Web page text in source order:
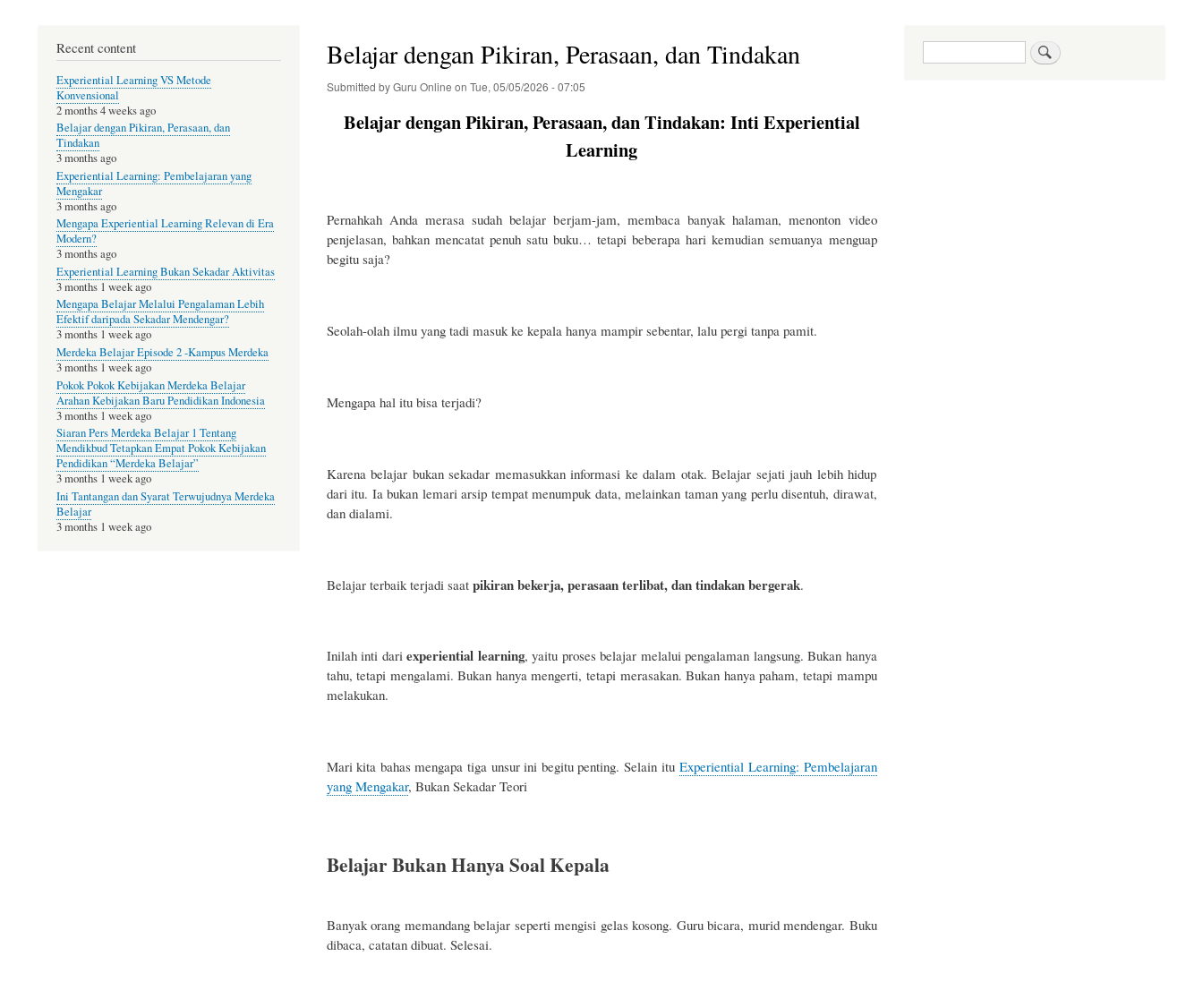
Gratis
Belajar dengan Pikiran, Perasaan, dan Tindakan
Submitted byGuru Online on Tue, 05/05/2026 - 07:05
Belajar dengan Pikiran, Perasaan, dan Tindakan: Inti Experiential
Learning
Pernahkah Anda merasa sudah belajar berjam-jam, membaca banyak halaman, menonton video
penjelasan, bahkan mencatat penuh satu buku… tetapi beberapa hari kemudian semuanya menguap
begitu saja?
Seolah-olah ilmu yang tadi masuk ke kepala hanya mampir sebentar, lalu pergi tanpa pamit.
Mengapa hal itu bisa terjadi?
Karena belajar bukan sekadar memasukkan informasi ke dalam otak. Belajar sejati jauh lebih hidup
dari itu. Ia bukan lemari arsip tempat menumpuk data, melainkan taman yang perlu disentuh, dirawat,
dan dialami.
Belajar terbaik terjadi saat pikiran bekerja, perasaan terlibat, dan tindakan bergerak.
Inilah inti dari experiential learning, yaitu proses belajar melalui pengalaman langsung. Bukan hanya
tahu, tetapi mengalami. Bukan hanya mengerti, tetapi merasakan. Bukan hanya paham, tetapi mampu
melakukan.
Mari kita bahas mengapa tiga unsur ini begitu penting. Selain ituExperiential Learning: Pembelajaran
yang Mengakar, Bukan Sekadar Teori
Belajar Bukan Hanya Soal Kepala
Banyak orang memandang belajar seperti mengisi gelas kosong. Guru bicara, murid mendengar. Buku
dibaca, catatan dibuat. Selesai.
Recent content
Experiential Learning VS Metode
Konvensional
2 months 4 weeks ago
Belajar dengan Pikiran, Perasaan, dan
Tindakan
3 months ago
Experiential Learning: Pembelajaran yang
Mengakar
3 months ago
Mengapa Experiential Learning Relevan di Era
Modern?
3 months ago
Experiential Learning Bukan Sekadar Aktivitas
3 months 1 week ago
Mengapa Belajar Melalui Pengalaman Lebih
Efektif daripada Sekadar Mendengar?
3 months 1 week ago
Merdeka Belajar Episode 2 -Kampus Merdeka
3 months 1 week ago
Pokok Pokok Kebijakan Merdeka Belajar
Arahan Kebijakan Baru Pendidikan Indonesia
3 months 1 week ago
Siaran Pers Merdeka Belajar 1 Tentang
Mendikbud Tetapkan Empat Pokok Kebijakan
Pendidikan “Merdeka Belajar”
3 months 1 week ago
Ini Tantangan dan Syarat Terwujudnya Merdeka
Belajar
3 months 1 week ago
Search